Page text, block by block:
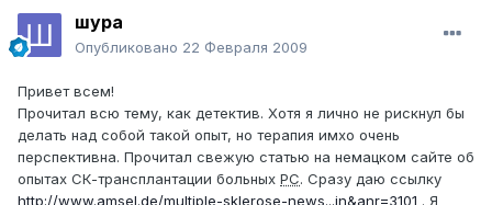
шура
Опубликовано 22 Февраля 2009
Привет всем!
Прочитал всю тему, как детектив. Хотя я лично не рискнул бы
делать над собой такой опыт, но терапия имхо очень
перспективна. Прочитал свежую статью на немацком сайте об
опытах СК-трансплантации больных РС. Сразу даю ссылку
http://www.amsel.de/multiple-sklerose-news...in&anr=3101 . Я